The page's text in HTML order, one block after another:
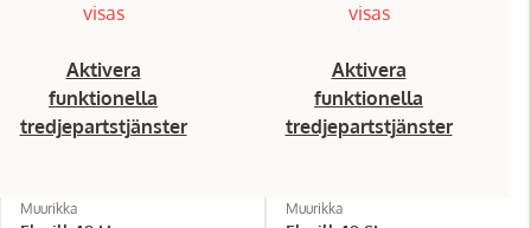
visas
Aktivera
funktionella
tredjepartstjänster
Muurikka
visas
Aktivera
funktionella
tredjepartstjänster
Muurikka